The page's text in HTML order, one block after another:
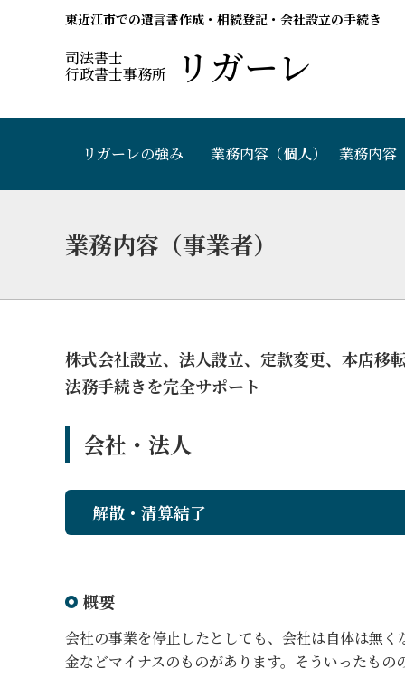
東近江市での遺言書作成・相続登記・会社設立の手続き
司法書士
行政書士事務所 リガーレ
リガーレの強み 業務内容（個人） 業務内容
業務内容（事業者）
株式会社設立、法人設立、定款変更、本店移
法務手続きを完全サポート
会社・法人
解散・清算結了
概要
会社の事業を停止したとしても、会社は自体は無
金などマイナスのものがあります。そういったも